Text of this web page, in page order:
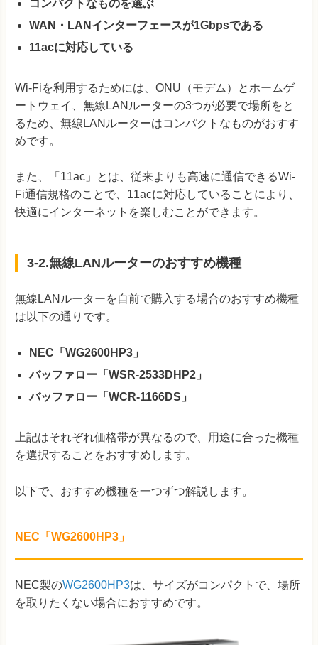
コンパクトなものを選ぶ
WAN・LANインターフェースが1Gbpsである
11acに対応している
Wi-Fiを利用するためには、ONU（モデム）とホームゲ
ートウェイ、無線LANルーターの3つが必要で場所をと
るため、無線LANルーターはコンパクトなものがおすす
めです。
また、「11ac」とは、従来よりも高速に通信できるWi-
Fi通信規格のことで、11acに対応していることにより、
快適にインターネットを楽しむことができます。
3-2.無線LANルーターのおすすめ機種
無線LANルーターを自前で購入する場合のおすすめ機種
は以下の通りです。
NEC「WG2600HP3」
バッファロー「WSR-2533DHP2」
バッファロー「WCR-1166DS」
上記はそれぞれ価格帯が異なるので、用途に合った機種
を選択することをおすすめします。
以下で、おすすめ機種を一つずつ解説します。
NEC「WG2600HP3」
NEC製のWG2600HP3は、サイズがコンパクトで、場所
を取りたくない場合におすすめです。